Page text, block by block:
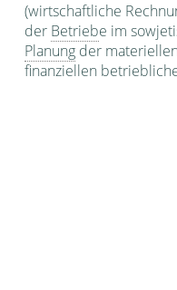
(wirtschaftliche
der Betriebe im
Planung der
fi­nanziellen